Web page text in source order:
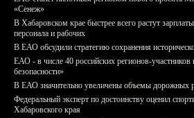
«Сенеж»
В Хабаровском крае быстрее всего растут
персонала и рабочих
В ЕАО обсудили стратегию сохранения
ЕАО - в числе 40 российских регионов-
безопасности»
В ЕАО значительно увеличены объемы дорожных
Федеральный эксперт по достоинству оценил
Хабаровского края